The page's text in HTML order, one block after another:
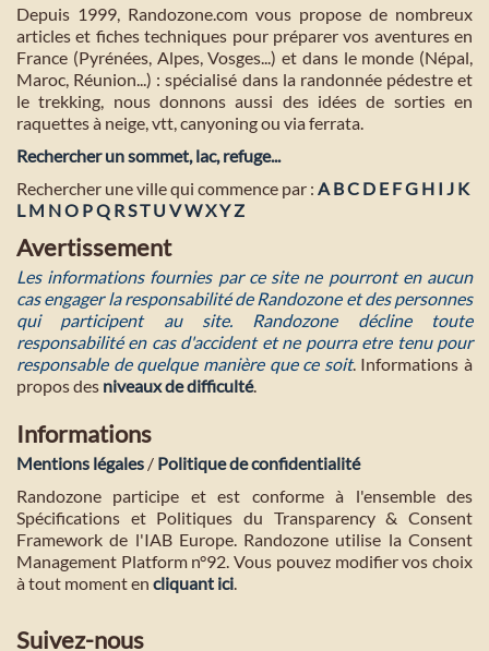
Depuis 1999, Randozone.com vous propose de nombreux
articles et fiches techniques pour préparer vos aventures en
France (Pyrénées, Alpes, Vosges...) et dans le monde (Népal,
Maroc, Réunion...) : spécialisé dans la randonnée pédestre et
le trekking, nous donnons aussi des idées de sorties en
raquettes à neige, vtt, canyoning ou via ferrata.
Rechercher un sommet, lac, refuge...
Rechercher une ville qui commence par : A BC D E FG H I J K
L M NO PQ RST U VWXYZ
Avertissement
Les informations fournies par ce site ne pourront en aucun
cas engager la responsabilité de Randozone et des personnes
qui participent au site. Randozone décline toute
responsabilité en cas d'accident et ne pourra etre tenu pour
responsable de quelque manière que ce soit. Informations à
propos des niveaux de difficulté.
Informations
Mentions légales / Politique de confidentialité
Randozone participe et est conforme à l'ensemble des
Spécifications et Politiques du Transparency & Consent
Framework de l'IAB Europe. Randozone utilise la Consent
Management Platform n°92. Vous pouvez modifier vos choix
à tout moment en cliquant ici.
Suivez-nous